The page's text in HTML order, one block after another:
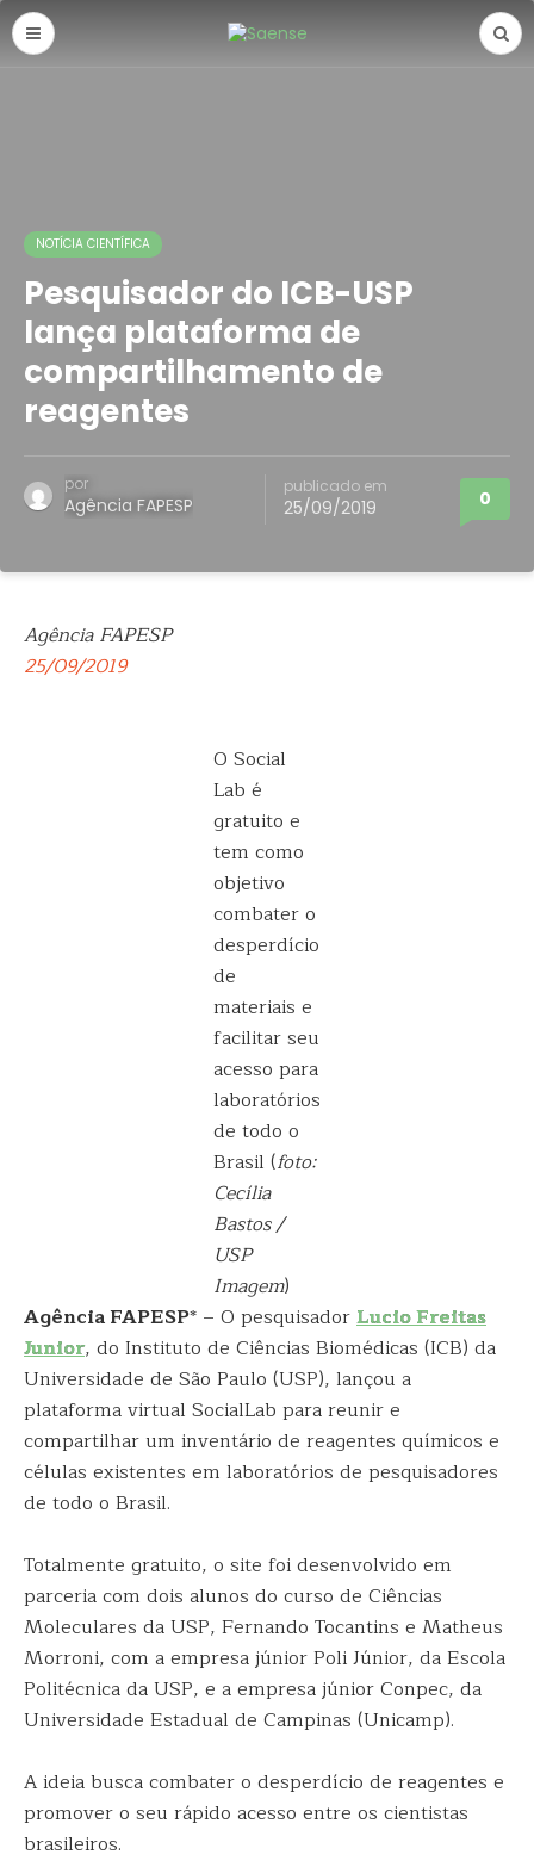
NOTÍCIA CIENTÍFICA
Pesquisador do ICB-USP
lança plataforma de
compartilhamento de
reagentes
por
Agência FAPESP
publicado em
25/09/2019 0
Agência FAPESP
25/09/2019
O Social
Lab é
gratuito e
tem como
objetivo
combater o
desperdício
de
materiais e
facilitar seu
acesso para
laboratórios
de todo o
Brasil (foto:
Cecília
Bastos /
USP
Imagem)
Agência FAPESP* – O pesquisadorLucio Freitas
Junior, do Instituto de Ciências Biomédicas (ICB) da
Universidade de São Paulo (USP), lançou a
plataforma virtual SocialLab para reunir e
compartilhar um inventário de reagentes químicos e
células existentes em laboratórios de pesquisadores
de todo o Brasil.
Totalmente gratuito, o site foi desenvolvido em
parceria com dois alunos do curso de Ciências
Moleculares da USP, Fernando Tocantins e Matheus
Morroni, com a empresa júnior Poli Júnior, da Escola
Politécnica da USP, e a empresa júnior Conpec, da
Universidade Estadual de Campinas (Unicamp).
A ideia busca combater o desperdício de reagentes e
promover o seu rápido acesso entre os cientistas
brasileiros.